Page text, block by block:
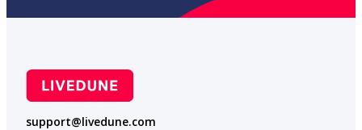
support@livedune.com